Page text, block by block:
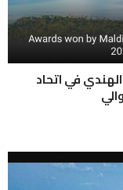
في اتحاد